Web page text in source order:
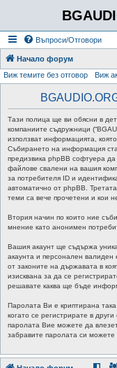
Въпроси/Отговори
Начало форум
Виж темите без отговор Виж
Тази полица ще ви обясни в
компаниите съдружници
използват информацията,
Събирането на информация
предизвика phpBB софтуера да
файлове свалени на вашия
за потребителя ID и
автоматично от phpBB.
теми са вече прочетени и кои
Втория начин по които ние
мнение като анонимен
Вашия акаунт ще съдържа
акаунта и персонален
от законите на държавата в
изисквана за да се
решавате каква ще бъде
Паролата Ви е криптирана
когато се регистрирате в
паролата Вие можете да
забравите паролата си можете